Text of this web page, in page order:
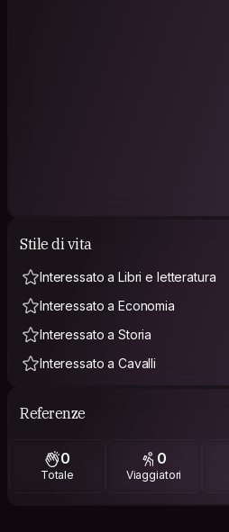
Stile di vita
Interessato a Libri e letteratura
Interessato a Economia
Interessato a Storia
Interessato a Cavalli
Referenze
0
Totale
0
Viaggiatori